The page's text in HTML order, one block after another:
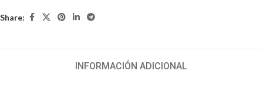
Share:
INFORMACIÓN ADICIONAL